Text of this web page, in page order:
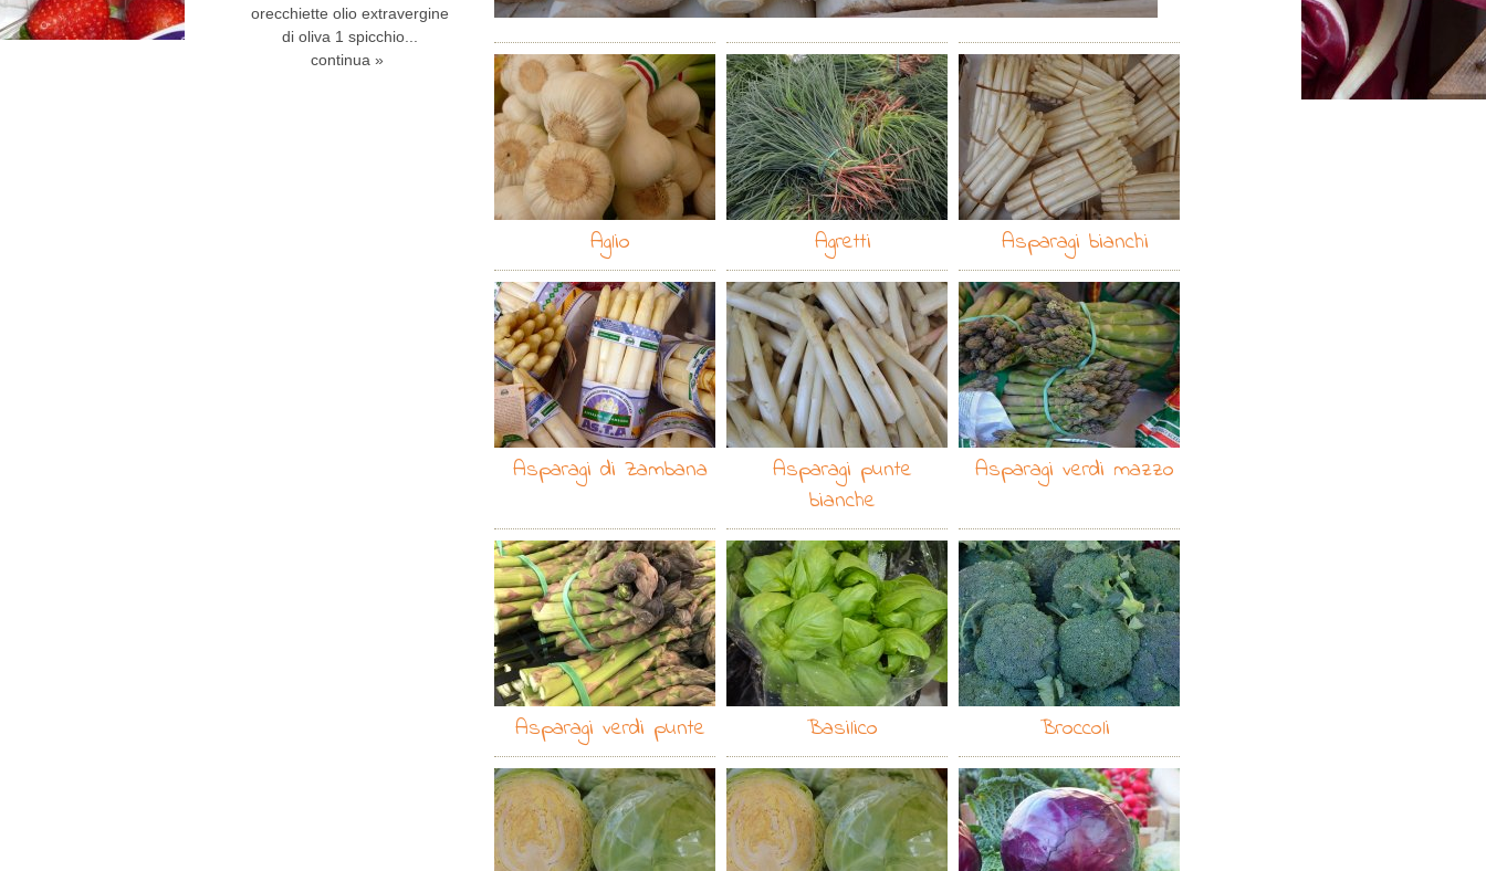
orecchiette olio extravergine
di oliva 1 spicchio...
continua »
Aglio Agretti Asparagi bianchi
Asparagi di Zambana
Asparagi punte
bianche
Asparagi verdi mazzo
Asparagi verdi punte Basilico Broccoli